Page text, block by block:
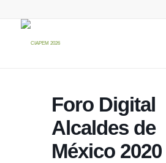
Foro Digital
Alcaldes de
México 2020